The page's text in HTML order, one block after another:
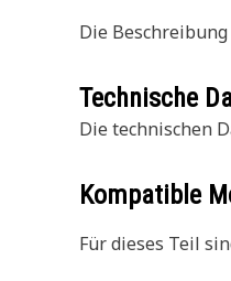
Die
Technische
Die technischen
Kompatible
Für dieses Teil